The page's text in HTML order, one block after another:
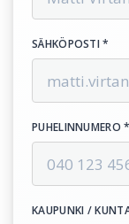
SÄHKÖPOSTI *
PUHELINNUMERO *
KAUPUNKI /